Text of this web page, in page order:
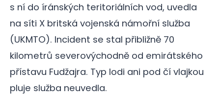
s ní do íránských teritoriálních vod, uvedla
na síti X britská vojenská námořní služba
(UKMTO). Incident se stal přibližně 70
kilometrů severovýchodně od emirátského
přístavu Fudžajra. Typ lodi ani pod čí vlajkou
pluje služba neuvedla.